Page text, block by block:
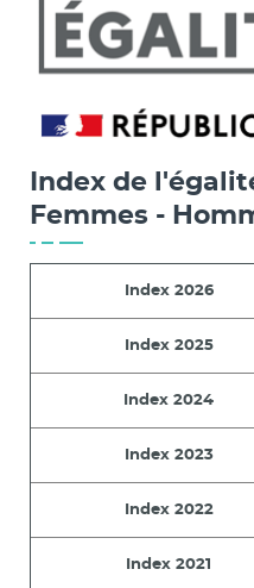
Index de
Femmes -
Index 2026
Index 2025
Index 2024
Index 2023
Index 2022
Index 2021